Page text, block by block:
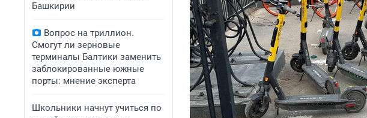
Башкирии
Вопрос на триллион.
Смогут ли зерновые
терминалы Балтики заменить
заблокированные южные
порты: мнение эксперта
Школьники начнут учиться по